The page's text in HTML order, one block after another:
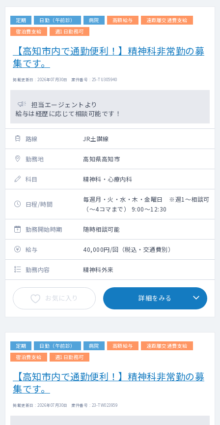
定期 日勤（午前診） 病院 高額給与
遠距離交通費支給
宿泊費支給
週1日勤務可
【高知市内で通勤便利！】精神科非常勤の募
集です。
掲載更新日 : 2026年07月30日 案件番号 : 25-TU305940
担当エージェントより
給与は経歴に応じて相談可能です！
路線 JR土讃線
勤務地 高知県高知市
科目 精神科・心療内科
日程/時間
毎週月・火・水・木・金曜日 ※週1～相談可
（～4コマまで） 9:00～12:30
勤務開始時期 随時相談可能
給与 40,000円/回（税込・交通費別）
勤務内容 精神科外来
お気に入り 詳細をみる
定期 日勤（午前診） 病院 高額給与
遠距離交通費支給
宿泊費支給
週1日勤務可
【高知市内で通勤便利！】精神科非常勤の募
集です。
掲載更新日 : 2026年07月30日 案件番号 : 23-TW023959